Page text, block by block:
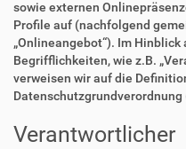
sowie externen
Profile auf (nachfolgend
„Onlineangebot“). Im
Begrifflichkeiten, wie z.B.
verweisen wir auf die
Datenschutzgrundverordnung
Verantwortlicher